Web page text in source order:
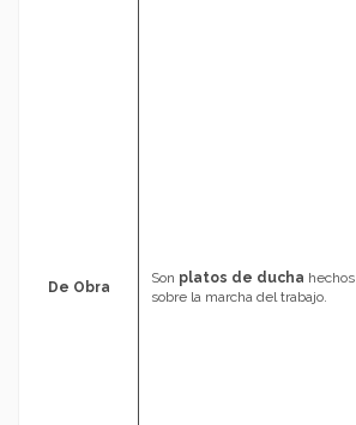
De Obra
Son platos de ducha hechos
sobre la marcha del trabajo.